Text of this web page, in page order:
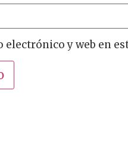
electrónico y web en